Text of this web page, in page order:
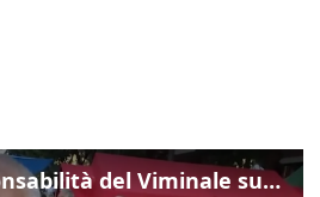
Gualtieri: "Responsabilità del Viminale su Spin Time? La posizione dei partiti è nota"